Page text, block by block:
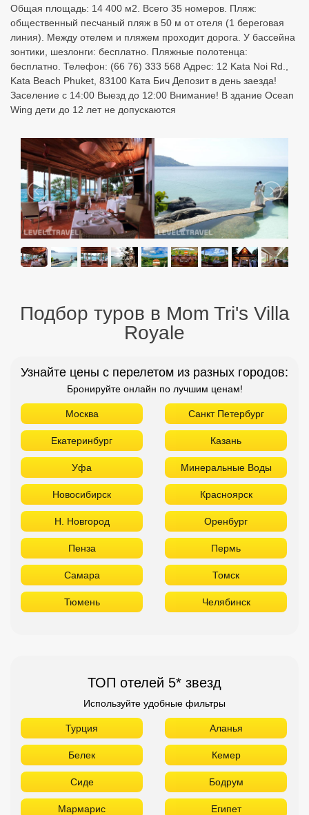
Общая площадь: 14 400 м2. Всего 35 номеров. Пляж:
общественный песчаный пляж в 50 м от отеля (1 береговая
линия). Между отелем и пляжем проходит дорога. У бассейна
зонтики, шезлонги: бесплатно. Пляжные полотенца:
бесплатно. Телефон: (66 76) 333 568 Адрес: 12 Kata Noi Rd.,
Kata Beach Phuket, 83100 Ката Бич Депозит в день заезда!
Заселение с 14:00 Выезд до 12:00 Внимание! В здание Ocean
Wing дети до 12 лет не допускаются
Подбор туров в Mom Tri's Villa
Royale
Узнайте цены с перелетом из разных городов:
Бронируйте онлайн по лучшим ценам!
Москва Санкт Петербург
Екатеринбург Казань
Уфа Минеральные Воды
Новосибирск Красноярск
Н. Новгород Оренбург
Пенза Пермь
Самара Томск
Тюмень Челябинск
ТОП отелей 5* звезд
Используйте удобные фильтры
Турция Аланья
Белек Кемер
Сиде Бодрум
Мармарис Египет